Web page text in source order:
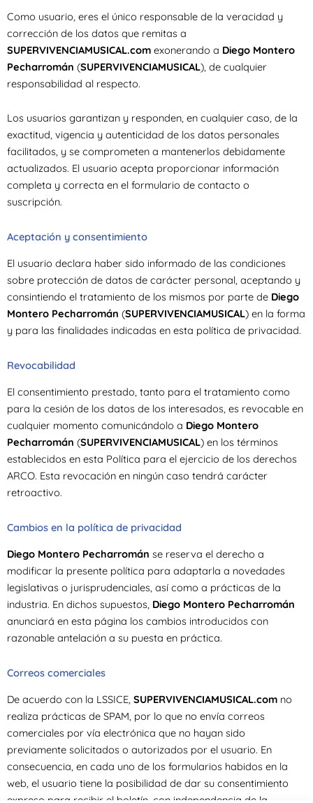
Como usuario, eres el único responsable de la veracidad y
corrección de los datos que remitas a
SUPERVIVENCIAMUSICAL.com exonerando a Diego Montero
Pecharromán (SUPERVIVENCIAMUSICAL), de cualquier
responsabilidad al respecto.
Los usuarios garantizan y responden, en cualquier caso, de la
exactitud, vigencia y autenticidad de los datos personales
facilitados, y se comprometen a mantenerlos debidamente
actualizados. El usuario acepta proporcionar información
completa y correcta en el formulario de contacto o
suscripción.
Aceptación y consentimiento
El usuario declara haber sido informado de las condiciones
sobre protección de datos de carácter personal, aceptando y
consintiendo el tratamiento de los mismos por parte de Diego
Montero Pecharromán (SUPERVIVENCIAMUSICAL) en la forma
y para las finalidades indicadas en esta política de privacidad.
Revocabilidad
El consentimiento prestado, tanto para el tratamiento como
para la cesión de los datos de los interesados, es revocable en
cualquier momento comunicándolo a Diego Montero
Pecharromán (SUPERVIVENCIAMUSICAL) en los términos
establecidos en esta Política para el ejercicio de los derechos
ARCO. Esta revocación en ningún caso tendrá carácter
retroactivo.
Cambios en la política de privacidad
Diego Montero Pecharromán se reserva el derecho a
modificar la presente política para adaptarla a novedades
legislativas o jurisprudenciales, así como a prácticas de la
industria. En dichos supuestos, Diego Montero Pecharromán
anunciará en esta página los cambios introducidos con
razonable antelación a su puesta en práctica.
Correos comerciales
De acuerdo con la LSSICE, SUPERVIVENCIAMUSICAL.com no
realiza prácticas de SPAM, por lo que no envía correos
comerciales por vía electrónica que no hayan sido
previamente solicitados o autorizados por el usuario. En
consecuencia, en cada uno de los formularios habidos en la
web, el usuario tiene la posibilidad de dar su consentimiento
expreso para recibir el boletín, con independencia de la